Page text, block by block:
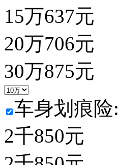
15万637元
20万706元
30万875元
车身划痕险:
2千850元